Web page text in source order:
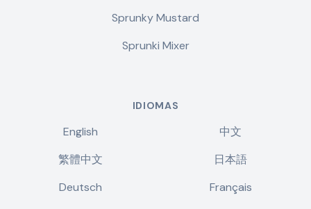
Sprunky Mustard
Sprunki Mixer
IDIOMAS
English
中文
繁體中文
日本語
Deutsch
Français